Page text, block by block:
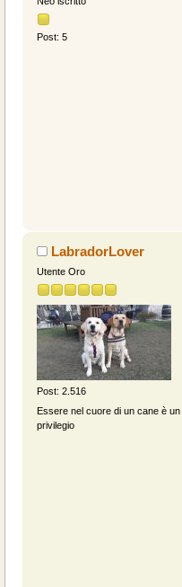
Post: 5
LabradorLover
Utente Oro
Post: 2.516
Essere nel cuore di un cane è un
privilegio